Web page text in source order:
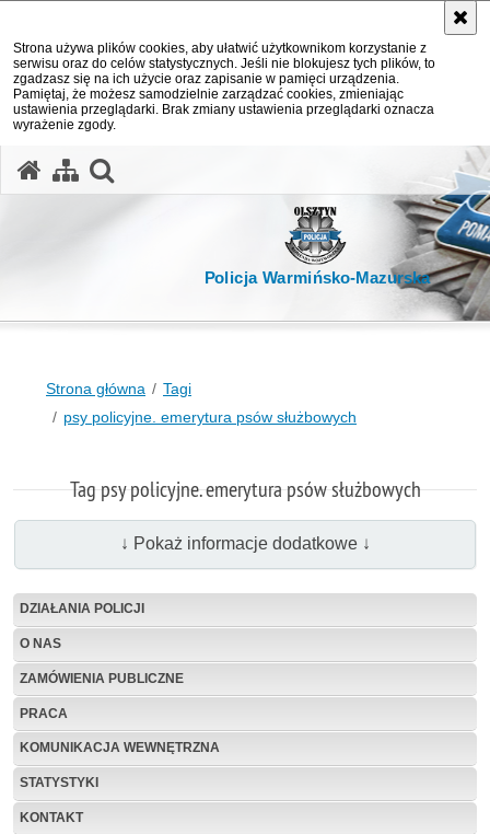
Strona używa plików cookies, aby ułatwić użytkownikom korzystanie z
serwisu oraz do celów statystycznych. Jeśli nie blokujesz tych plików, to
zgadzasz się na ich użycie oraz zapisanie w pamięci urządzenia.
Pamiętaj, że możesz samodzielnie zarządzać cookies, zmieniając
ustawienia przeglądarki. Brak zmiany ustawienia przeglądarki oznacza
wyrażenie zgody.
Policja Warmińsko-Mazurska
Strona główna
Tagi
psy policyjne. emerytura psów służbowych
Tag psy policyjne. emerytura psów służbowych
↓ Pokaż informacje dodatkowe ↓
DZIAŁANIA POLICJI
O NAS
ZAMÓWIENIA PUBLICZNE
PRACA
KOMUNIKACJA WEWNĘTRZNA
STATYSTYKI
KONTAKT